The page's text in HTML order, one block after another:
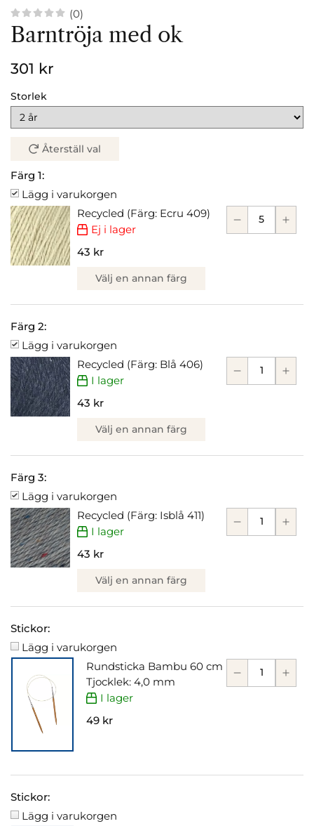
(0)
Barntröja med ok
301 kr
Storlek
Återställ val
Färg 1:
Lägg i varukorgen
Recycled (Färg: Ecru 409)
Ej i lager
43 kr
Välj en annan färg
Färg 2:
Lägg i varukorgen
Recycled (Färg: Blå 406)
I lager
43 kr
Välj en annan färg
Färg 3:
Lägg i varukorgen
Recycled (Färg: Isblå 411)
I lager
43 kr
Välj en annan färg
Stickor:
Lägg i varukorgen
Rundsticka Bambu 60 cm
Tjocklek: 4,0 mm
I lager
49 kr
Stickor:
Lägg i varukorgen